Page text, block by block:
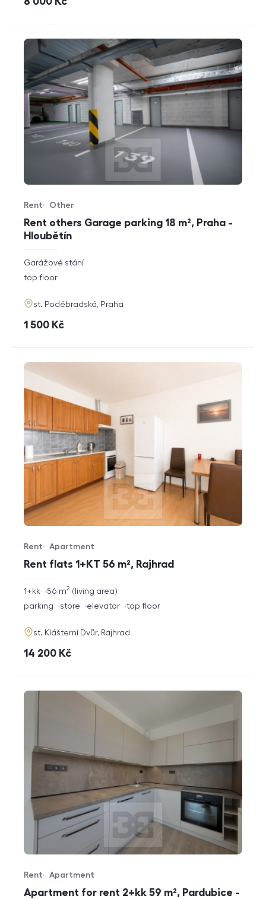
Rent others Garage parking 18 m², Praha -
Hloubětín
Offer type
Rent
Property type
Other
rozměry
disposition
Garážové stání
funkce
top floor
adresa
st. Poděbradská, Praha
cena
1 500 Kč
Rent flats 1+KT 56 m², Rajhrad
Offer type
Rent
Property type
Apartment
rozměry
disposition
1+kk living area
56 m2
funkce
parking store elevator top floor
adresa
st. Klášterní Dvůr, Rajhrad
cena
14 200 Kč
Apartment for rent 2+kk 59 m², Pardubice -
Offer type
Rent
Property type
Apartment